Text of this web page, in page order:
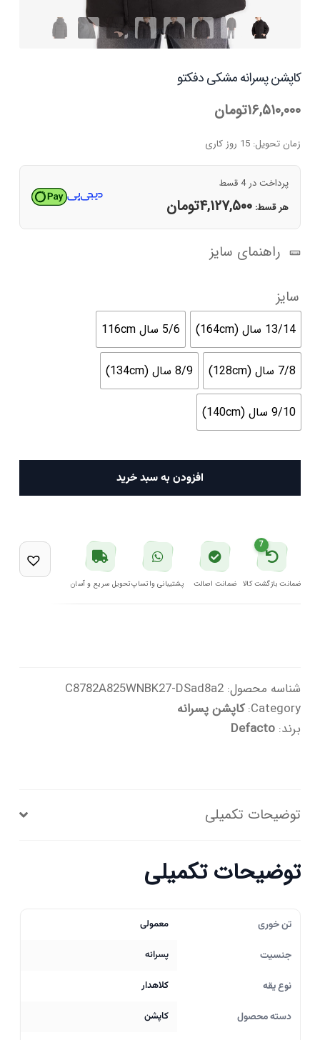
کاپشن پسرانه مشکی دفکتو
۱۶,۵۱۰,۰۰۰تومان
زمان تحویل: 15 روز کاری
پرداخت در 4 قسط
هر قسط:۴,۱۲۷,۵۰۰تومان
راهنمای سایز
سایز
13/14 سال (164cm) 5/6 سال 116cm
7/8 سال (128cm) 8/9 سال (134cm)
9/10 سال (140cm)
پسرانه
دفکتو
عدد
افزودن به سبد خرید
7
ضمانت بازگشت کالا ضمانت اصالت پشتیبانی واتساپتحویل سریع و آسان
شناسه محصول:C8782A825WNBK27-DSad8a2
Category: کاپشن پسرانه
برند:Defacto
توضیحات تکمیلی
توضیحات تکمیلی
تن خوری معمولی
جنسیت پسرانه
نوع یقه کلاهدار
دسته محصول کاپشن